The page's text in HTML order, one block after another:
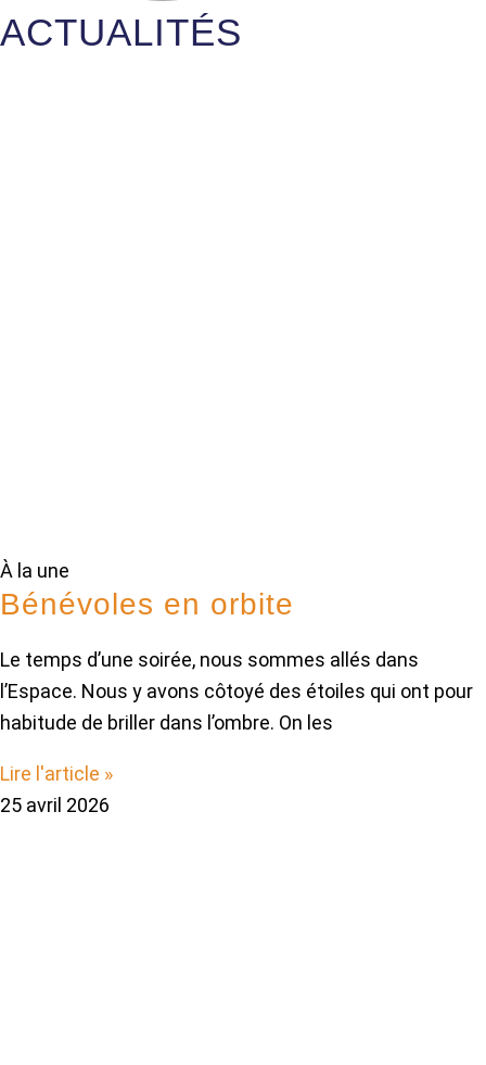
ACTUALITÉS
À la une
Bénévoles en orbite
Le temps d’une soirée, nous sommes allés dans
l’Espace. Nous y avons côtoyé des étoiles qui ont pour
habitude de briller dans l’ombre. On les
Lire l'article »
25 avril 2026